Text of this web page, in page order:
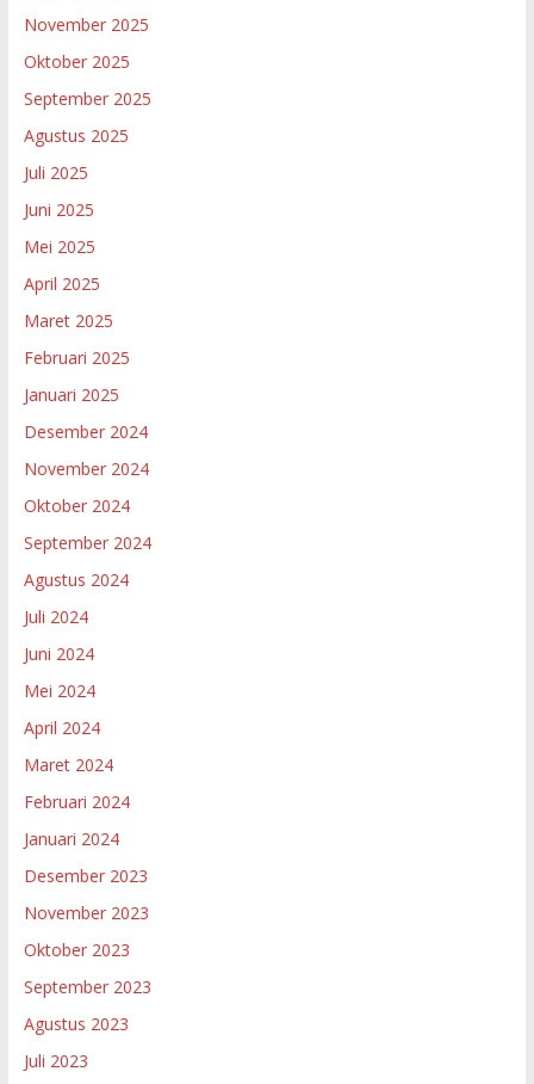
November 2025
Oktober 2025
September 2025
Agustus 2025
Juli 2025
Juni 2025
Mei 2025
April 2025
Maret 2025
Februari 2025
Januari 2025
Desember 2024
November 2024
Oktober 2024
September 2024
Agustus 2024
Juli 2024
Juni 2024
Mei 2024
April 2024
Maret 2024
Februari 2024
Januari 2024
Desember 2023
November 2023
Oktober 2023
September 2023
Agustus 2023
Juli 2023